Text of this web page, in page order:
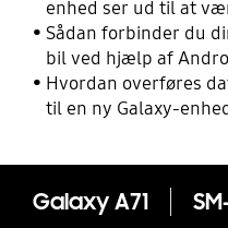
enhed ser ud til at
reagerer
Sådan forbinder du
bil ved hjælp af
Hvordan overføres
til en ny Galaxy-
Galaxy A71